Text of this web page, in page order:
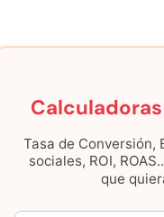
Tasa de Conversión,
sociales, ROI,
que